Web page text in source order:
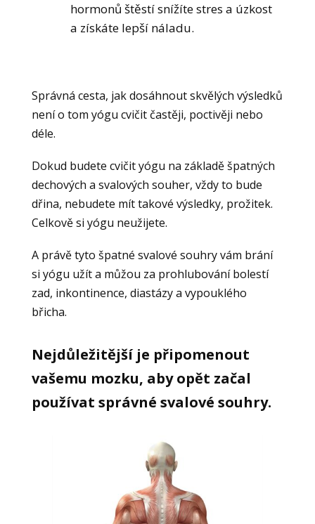
hormonů štěstí snížíte stres a úzkost
a získáte lepší náladu.
Správná cesta, jak dosáhnout skvělých výsledků
není o tom yógu cvičit častěji, poctivěji nebo
déle.
Dokud budete cvičit yógu na základě špatných
dechových a svalových souher, vždy to bude
dřina, nebudete mít takové výsledky, prožitek.
Celkově si yógu neužijete.
A právě tyto špatné svalové souhry vám brání
si yógu užít a můžou za prohlubování bolestí
zad, inkontinence, diastázy a vypouklého
břicha.
Nejdůležitější je připomenout
vašemu mozku, aby opět začal
používat správné svalové souhry.